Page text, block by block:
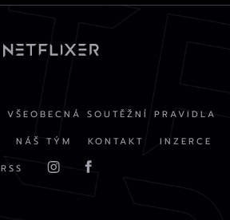
VŠEOBECNÁ SOUTĚŽNÍ PRAVIDLA
NÁŠ TÝM KONTAKT
INZERCE
RSS